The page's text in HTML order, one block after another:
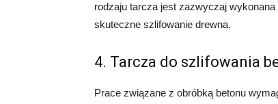
rodzaju tarcza jest zazwyczaj
skuteczne szlifowanie drewna.
4. Tarcza do szlifowania
Prace związane z obróbką betonu